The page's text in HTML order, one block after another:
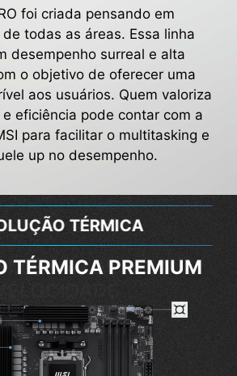
foi criada pensando em
todas as áreas. Essa linha
desempenho surreal e alta
o objetivo de oferecer uma
aos usuários. Quem valoriza
eficiência pode contar com a
para facilitar o multitasking e
up no desempenho.
TÉRMICA
TÉRMICA PREMIUM